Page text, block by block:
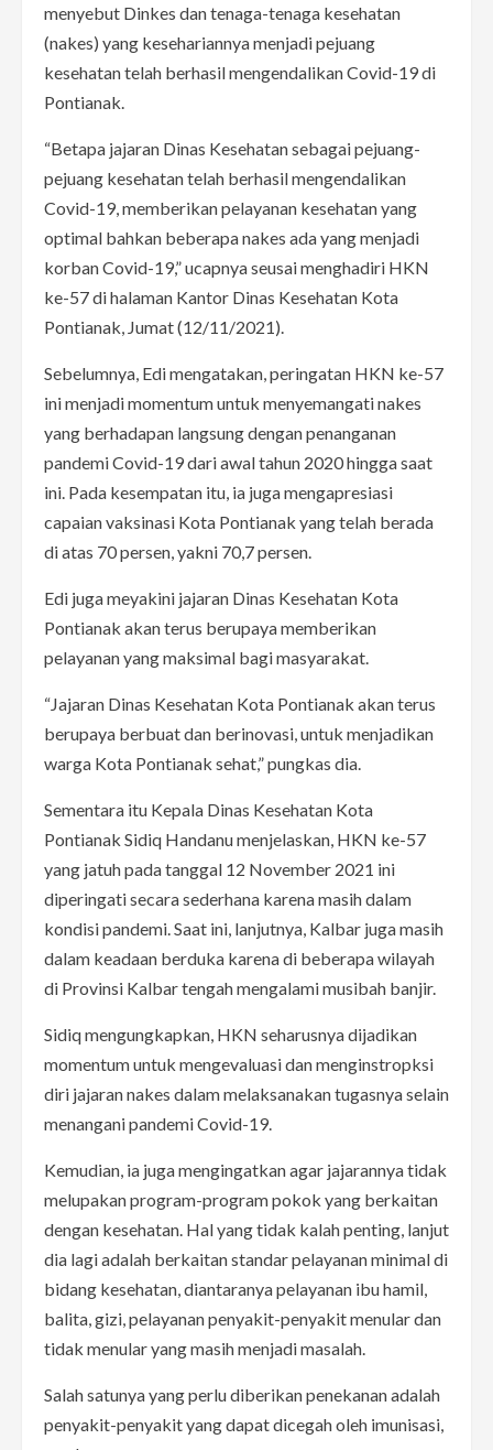
menyebut Dinkes dan tenaga-tenaga kesehatan
(nakes) yang kesehariannya menjadi pejuang
kesehatan telah berhasil mengendalikan Covid-19 di
Pontianak.
“Betapa jajaran Dinas Kesehatan sebagai pejuang-
pejuang kesehatan telah berhasil mengendalikan
Covid-19, memberikan pelayanan kesehatan yang
optimal bahkan beberapa nakes ada yang menjadi
korban Covid-19,” ucapnya seusai menghadiri HKN
ke-57 di halaman Kantor Dinas Kesehatan Kota
Pontianak, Jumat (12/11/2021).
Sebelumnya, Edi mengatakan, peringatan HKN ke-57
ini menjadi momentum untuk menyemangati nakes
yang berhadapan langsung dengan penanganan
pandemi Covid-19 dari awal tahun 2020 hingga saat
ini. Pada kesempatan itu, ia juga mengapresiasi
capaian vaksinasi Kota Pontianak yang telah berada
di atas 70 persen, yakni 70,7 persen.
Edi juga meyakini jajaran Dinas Kesehatan Kota
Pontianak akan terus berupaya memberikan
pelayanan yang maksimal bagi masyarakat.
“Jajaran Dinas Kesehatan Kota Pontianak akan terus
berupaya berbuat dan berinovasi, untuk menjadikan
warga Kota Pontianak sehat,” pungkas dia.
Sementara itu Kepala Dinas Kesehatan Kota
Pontianak Sidiq Handanu menjelaskan, HKN ke-57
yang jatuh pada tanggal 12 November 2021 ini
diperingati secara sederhana karena masih dalam
kondisi pandemi. Saat ini, lanjutnya, Kalbar juga masih
dalam keadaan berduka karena di beberapa wilayah
di Provinsi Kalbar tengah mengalami musibah banjir.
Sidiq mengungkapkan, HKN seharusnya dijadikan
momentum untuk mengevaluasi dan menginstropksi
diri jajaran nakes dalam melaksanakan tugasnya selain
menangani pandemi Covid-19.
Kemudian, ia juga mengingatkan agar jajarannya tidak
melupakan program-program pokok yang berkaitan
dengan kesehatan. Hal yang tidak kalah penting, lanjut
dia lagi adalah berkaitan standar pelayanan minimal di
bidang kesehatan, diantaranya pelayanan ibu hamil,
balita, gizi, pelayanan penyakit-penyakit menular dan
tidak menular yang masih menjadi masalah.
Salah satunya yang perlu diberikan penekanan adalah
penyakit-penyakit yang dapat dicegah oleh imunisasi,